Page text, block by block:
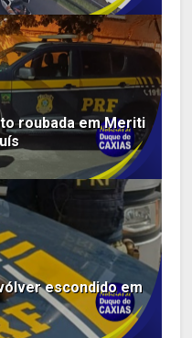
roubada em Meriti
escondido em